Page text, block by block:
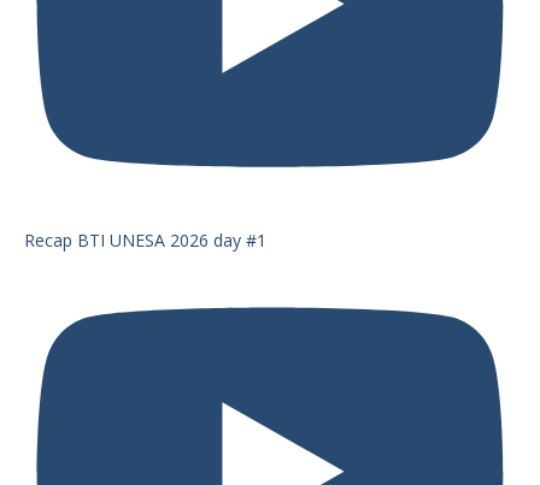
Recap BTI UNESA 2026 day #1